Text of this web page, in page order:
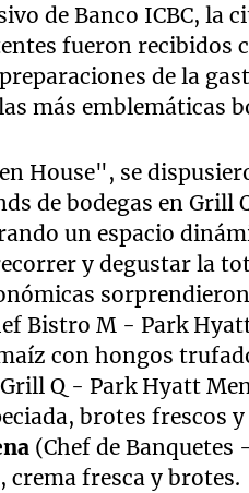
de Banco ICBC, la
fueron recibidos
de la
más emblemáticas
House", se
de bodegas en Grill
un espacio
y degustar la
Bistro M - Park
con hongos
Q - Park Hyatt
brotes frescos
(Chef de
fresca y brotes.